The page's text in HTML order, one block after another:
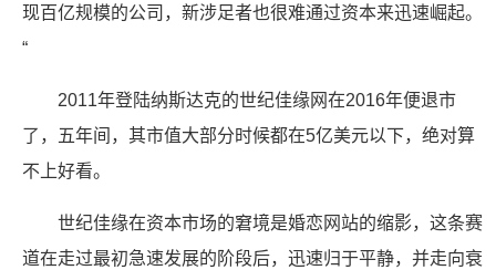
现百亿规模的公司，新涉足者也很难通过资本来迅速崛起。
“
2011年登陆纳斯达克的世纪佳缘网在2016年便退市
了，五年间，其市值大部分时候都在5亿美元以下，绝对算
不上好看。
世纪佳缘在资本市场的窘境是婚恋网站的缩影，这条赛
道在走过最初急速发展的阶段后，迅速归于平静，并走向衰